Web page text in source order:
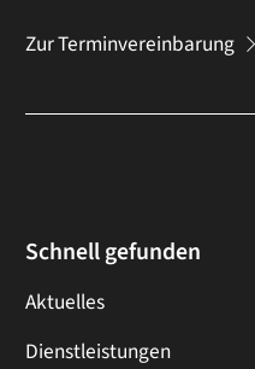
Zur Terminvereinbarung
Schnell gefunden
Aktuelles
Dienstleistungen